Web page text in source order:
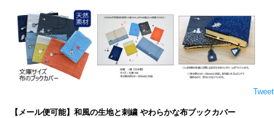
Tweet
【メール便可能】和風の生地と刺繍 やわらかな布ブックカバー